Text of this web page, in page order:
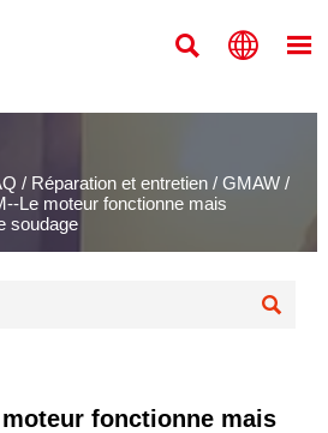
  
/ Réparation et entretien/ GMAW/
Le moteur fonctionne mais
soudage

moteur fonctionne mais